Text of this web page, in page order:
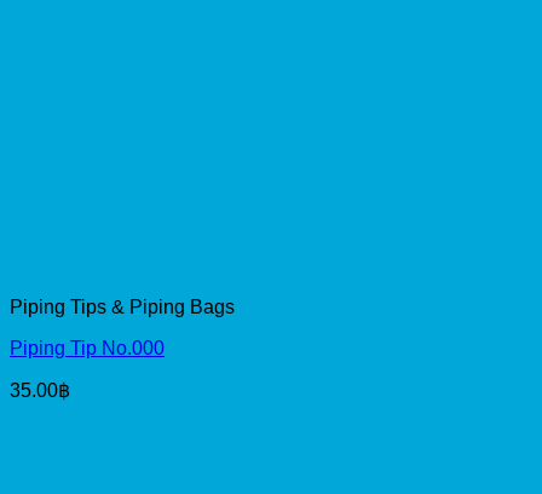
Piping Tips & Piping Bags
Piping Tip No.000
35.00฿